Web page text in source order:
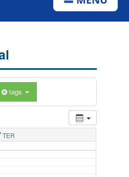
tags
TER